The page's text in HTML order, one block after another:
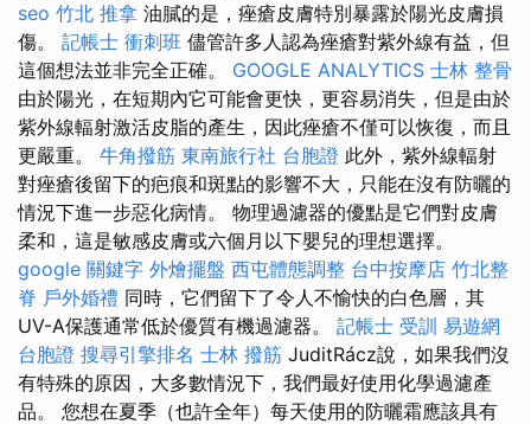
seo 竹北 推拿 油膩的是，痤瘡皮膚特別暴露於陽光皮膚損
傷。 記帳士 衝刺班 儘管許多人認為痤瘡對紫外線有益，但
這個想法並非完全正確。 GOOGLE ANALYTICS 士林 整骨
由於陽光，在短期內它可能會更快，更容易消失，但是由於
紫外線輻射激活皮脂的產生，因此痤瘡不僅可以恢復，而且
更嚴重。 牛角撥筋 東南旅行社 台胞證 此外，紫外線輻射
對痤瘡後留下的疤痕和斑點的影響不大，只能在沒有防曬的
情況下進一步惡化病情。 物理過濾器的優點是它們對皮膚
柔和，這是敏感皮膚或六個月以下嬰兒的理想選擇。
google 關鍵字 外燴擺盤 西屯體態調整 台中按摩店 竹北整
脊 戶外婚禮 同時，它們留下了令人不愉快的白色層，其
UV-A保護通常低於優質有機過濾器。 記帳士 受訓 易遊網
台胞證 搜尋引擎排名 士林 撥筋 JuditRácz說，如果我們沒
有特殊的原因，大多數情況下，我們最好使用化學過濾產
品。 您想在夏季（也許全年）每天使用的防曬霜應該具有